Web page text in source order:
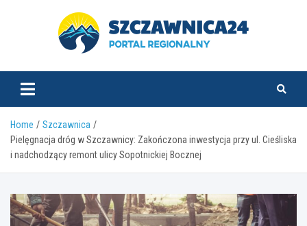
szczawnica24.pl
Home
Szczawnica
Pielęgnacja dróg w Szczawnicy: Zakończona inwestycja przy ul. Cieśliska
i nadchodzący remont ulicy Sopotnickiej Bocznej